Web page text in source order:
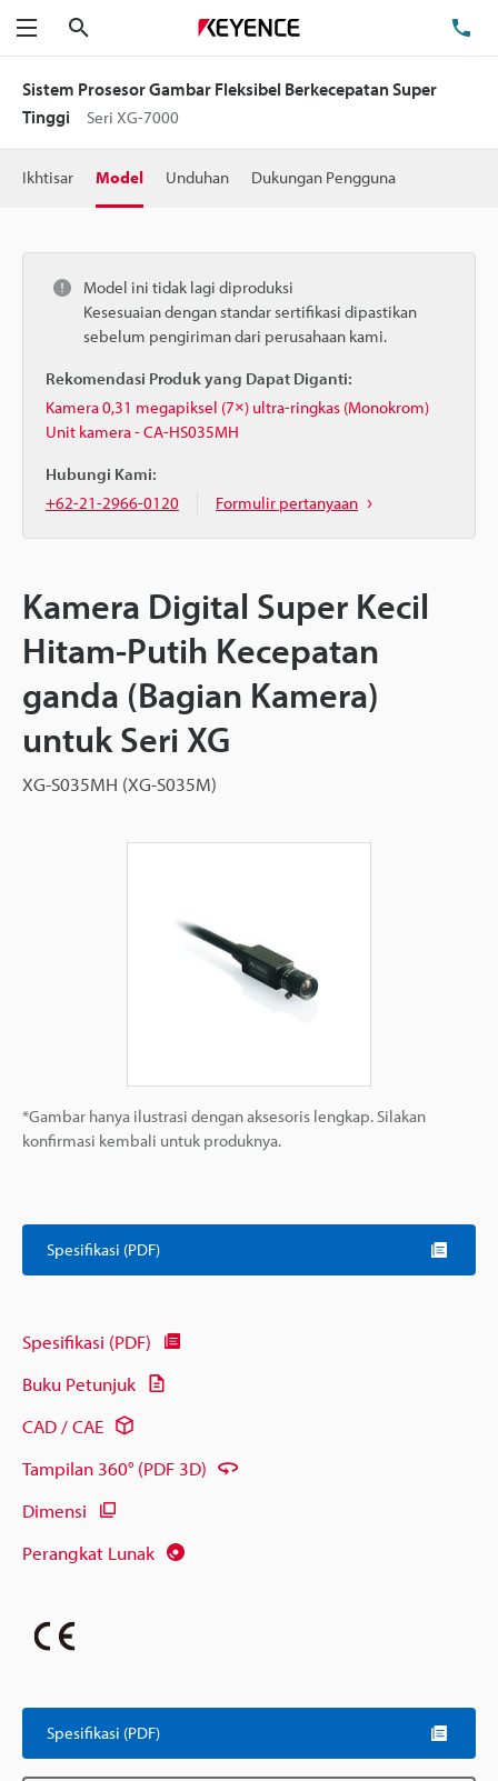
Menu
Sistem Prosesor Gambar Fleksibel Berkecepatan Super
Tinggi
Seri XG-7000
Ikhtisar Model Unduhan Dukungan Pengguna
Model ini tidak lagi diproduksi
Kesesuaian dengan standar sertifikasi dipastikan
sebelum pengiriman dari perusahaan kami.
Rekomendasi Produk yang Dapat Diganti:
Kamera 0,31 megapiksel (7×) ultra-ringkas (Monokrom)
Unit kamera - CA-HS035MH
Hubungi Kami:
+62-21-2966-0120
Formulir pertanyaan
Kamera Digital Super Kecil
Hitam-Putih Kecepatan
ganda (Bagian Kamera)
untuk Seri XG
XG-S035MH (XG-S035M)
*Gambar hanya ilustrasi dengan aksesoris lengkap. Silakan
konfirmasi kembali untuk produknya.
Spesifikasi (PDF)
Spesifikasi (PDF)
Buku Petunjuk
CAD / CAE
Tampilan 360° (PDF 3D)
Dimensi
Perangkat Lunak
Spesifikasi (PDF)